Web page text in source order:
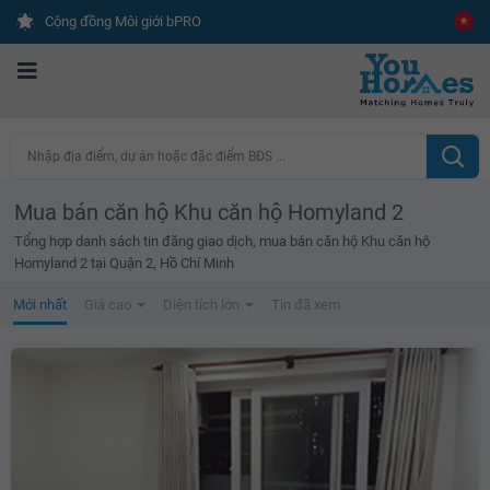
Cộng đồng Môi giới bPRO
Nhập địa điểm, dự án hoặc đặc điểm BĐS ...
Mua bán căn hộ Khu căn hộ Homyland 2
Tổng hợp danh sách tin đăng giao dịch, mua bán căn hộ Khu căn hộ
Homyland 2 tại Quận 2, Hồ Chí Minh
Mới nhất Giá cao Diện tích lớn Tin đã xem